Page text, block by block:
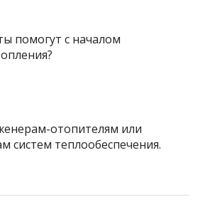
помогут с началом
отопителям или
систем теплообеспечения.